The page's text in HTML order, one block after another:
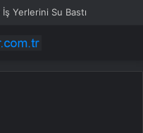
Yerlerini Su Bastı